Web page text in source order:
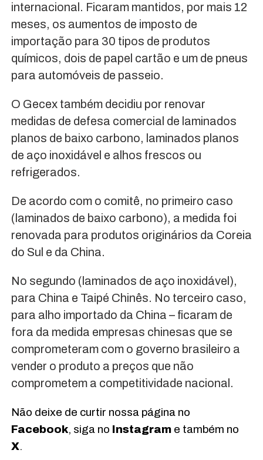
internacional. Ficaram mantidos, por mais 12
meses, os aumentos de imposto de
importação para 30 tipos de produtos
químicos, dois de papel cartão e um de pneus
para automóveis de passeio.
O Gecex também decidiu por renovar
medidas de defesa comercial de laminados
planos de baixo carbono, laminados planos
de aço inoxidável e alhos frescos ou
refrigerados.
De acordo com o comitê, no primeiro caso
(laminados de baixo carbono), a medida foi
renovada para produtos originários da Coreia
do Sul e da China.
No segundo (laminados de aço inoxidável),
para China e Taipé Chinês. No terceiro caso,
para alho importado da China – ficaram de
fora da medida empresas chinesas que se
comprometeram com o governo brasileiro a
vender o produto a preços que não
comprometem a competitividade nacional.
Não deixe de curtir nossa página no
Facebook, siga no Instagrame também no
X.